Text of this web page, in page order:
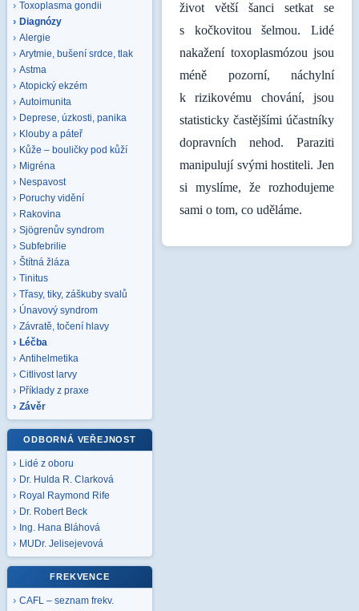
Toxoplasma gondii
Diagnózy
Alergie
Arytmie, bušení srdce, tlak
Astma
Atopický ekzém
Autoimunita
Deprese, úzkosti, panika
Klouby a páteř
Kůže – bouličky pod kůží
Migréna
Nespavost
Poruchy vidění
Rakovina
Sjögrenův syndrom
Subfebrilie
Štítná žláza
Tinitus
Třasy, tiky, záškuby svalů
Únavový syndrom
Závratě, točení hlavy
Léčba
Antihelmetika
Citlivost larvy
Příklady z praxe
Závěr
ODBORNÁ VEŘEJNOST
Lidé z oboru
Dr. Hulda R. Clarková
Royal Raymond Rife
Dr. Robert Beck
Ing. Hana Bláhová
MUDr. Jelisejevová
FREKVENCE
CAFL – seznam frekv.
život větší šanci setkat se
s kočkovitou šelmou. Lidé
nakažení toxoplasmózou jsou
méně pozorní, náchylní
k rizikovému chování, jsou
statisticky častějšími účastníky
dopravních nehod. Paraziti
manipulují svými hostiteli. Jen
si myslíme, že rozhodujeme
sami o tom, co uděláme.